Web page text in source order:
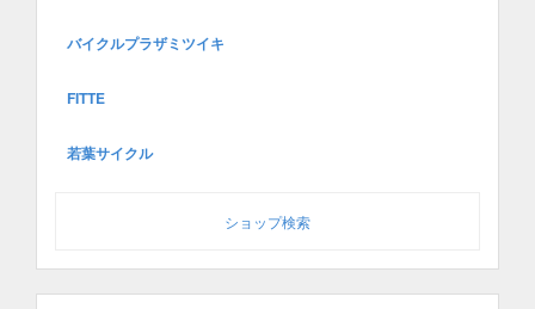
バイクルプラザミツイキ
FITTE
若葉サイクル
ショップ検索